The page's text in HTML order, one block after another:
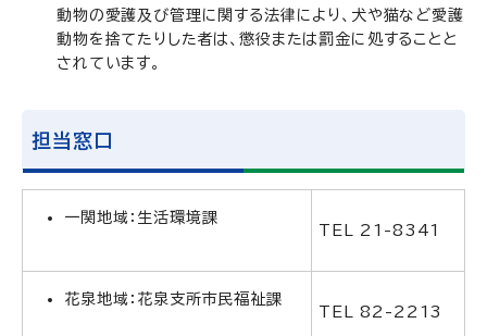
動物の愛護及び管理に関する法律により、犬や猫など愛護
動物を捨てたりした者は、懲役または罰金に処することと
されています。
担当窓口
一関地域：生活環境課
TEL 21-8341
花泉地域：花泉支所市民福祉課
TEL 82-2213